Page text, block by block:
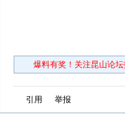
爆料有奖！关注昆山论
引用 举报